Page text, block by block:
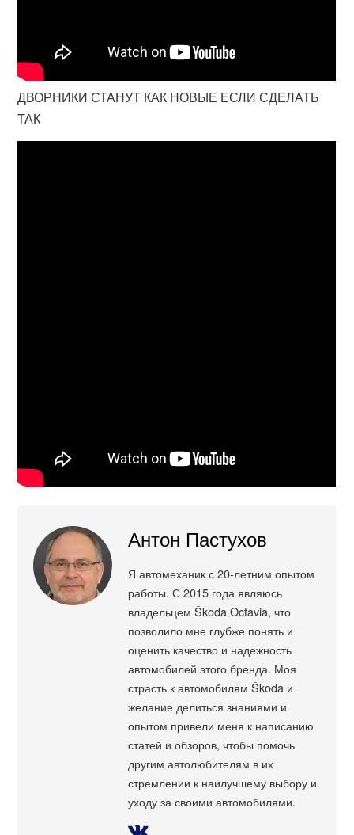
ДВОРНИКИ СТАНУТ КАК НОВЫЕ ЕСЛИ СДЕЛАТЬ
ТАК
Антон Пастухов
Я автомеханик с 20-летним опытом
работы. С 2015 года являюсь
владельцем Škoda Octavia, что
позволило мне глубже понять и
оценить качество и надежность
автомобилей этого бренда. Моя
страсть к автомобилям Škoda и
желание делиться знаниями и
опытом привели меня к написанию
статей и обзоров, чтобы помочь
другим автолюбителям в их
стремлении к наилучшему выбору и
уходу за своими автомобилями.